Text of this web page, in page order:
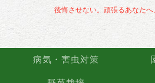
後悔させない。頑張るあなたへ
病気・害虫対策